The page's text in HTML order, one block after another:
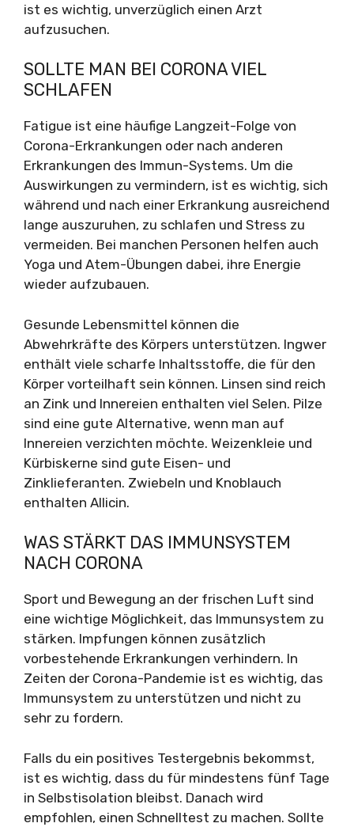
ist es wichtig, unverzüglich einen Arzt
aufzusuchen.
SOLLTE MAN BEI CORONA VIEL
SCHLAFEN
Fatigue ist eine häufige Langzeit-Folge von
Corona-Erkrankungen oder nach anderen
Erkrankungen des Immun-Systems. Um die
Auswirkungen zu vermindern, ist es wichtig, sich
während und nach einer Erkrankung ausreichend
lange auszuruhen, zu schlafen und Stress zu
vermeiden. Bei manchen Personen helfen auch
Yoga und Atem-Übungen dabei, ihre Energie
wieder aufzubauen.
Gesunde Lebensmittel können die
Abwehrkräfte des Körpers unterstützen. Ingwer
enthält viele scharfe Inhaltsstoffe, die für den
Körper vorteilhaft sein können. Linsen sind reich
an Zink und Innereien enthalten viel Selen. Pilze
sind eine gute Alternative, wenn man auf
Innereien verzichten möchte. Weizenkleie und
Kürbiskerne sind gute Eisen- und
Zinklieferanten. Zwiebeln und Knoblauch
enthalten Allicin.
WAS STÄRKT DAS IMMUNSYSTEM
NACH CORONA
Sport und Bewegung an der frischen Luft sind
eine wichtige Möglichkeit, das Immunsystem zu
stärken. Impfungen können zusätzlich
vorbestehende Erkrankungen verhindern. In
Zeiten der Corona-Pandemie ist es wichtig, das
Immunsystem zu unterstützen und nicht zu
sehr zu fordern.
Falls du ein positives Testergebnis bekommst,
ist es wichtig, dass du für mindestens fünf Tage
in Selbstisolation bleibst. Danach wird
empfohlen, einen Schnelltest zu machen. Sollte